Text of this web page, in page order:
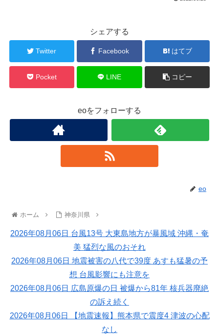
シェアする
Twitter Facebook はてブ
Pocket LINE コピー
eoをフォローする
eo
ホーム 神奈川県
2026年08月06日 台風13号 大東島地方が暴風域 沖縄・奄
美 猛烈な風のおそれ
2026年08月06日 地震被害の八代で39度 あすも猛暑の予
想 台風影響にも注意を
2026年08月06日 広島原爆の日 被爆から81年 核兵器廃絶
の訴え続く
2026年08月06日 【地震速報】熊本県で震度4 津波の心配
なし